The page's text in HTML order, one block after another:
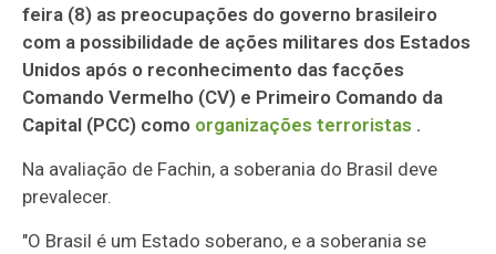
feira (8) as preocupações do governo brasileiro
com a possibilidade de ações militares dos Estados
Unidos após o reconhecimento das facções
Comando Vermelho (CV) e Primeiro Comando da
Capital (PCC) como organizações terroristas .
Na avaliação de Fachin, a soberania do Brasil deve
prevalecer.
"O Brasil é um Estado soberano, e a soberania se